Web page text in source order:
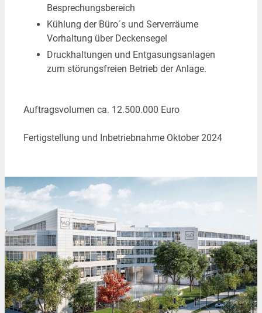
Besprechungsbereich
Kühlung der Büro´s und Serverräume
Vorhaltung über Deckensegel
Druckhaltungen und Entgasungsanlagen
zum störungsfreien Betrieb der Anlage.
Auftragsvolumen ca. 12.500.000 Euro
Fertigstellung und Inbetriebnahme Oktober 2024